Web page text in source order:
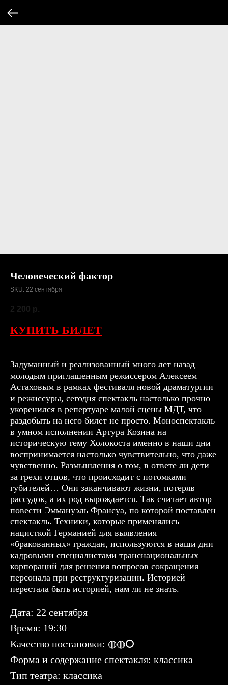
Человеческий фактор
SKU: 22 сентября
2 200 р.
КУПИТЬ БИЛЕТ
Задуманный и реализованный много лет назад
молодым приглашенным режиссером Алексеем
Астаховым в рамках фестиваля новой драматургии
и режиссуры, сегодня спектакль настолько прочно
укоренился в репертуаре малой сцены МДТ, что
раздобыть на него билет не просто. Моноспектакль
в умном исполнении Артура Козина на
историческую тему Холокоста именно в наши дни
воспринимается настолько чувствительно, что даже
чувственно. Размышления о том, в ответе ли дети
за грехи отцов, что происходит с потомками
губителей… Они заканчивают жизни, потеряв
рассудок, а их род вырождается. Так считает автор
повести Эммануэль Франсуа, по которой поставлен
спектакль. Техники, которые применялись
нацисткой Германией для выявления
«бракованных» граждан, используются в наши дни
кадровыми специалистами транснациональных
корпораций для решения вопросов сокращения
персонала при реструктуризации. Историей
перестала быть историей, нам ли не знать.
Дата: 22 сентября
Время: 19:30
Качество постановки: ◍◍⭘
Форма и содержание спектакля: классика
Тип театра: классика